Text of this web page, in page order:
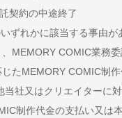
契約の中途終了
ずれかに該当する事由
MEMORY COMIC業務
たMEMORY COMIC制
社又はクリエイターに
制作代金の支払い又は